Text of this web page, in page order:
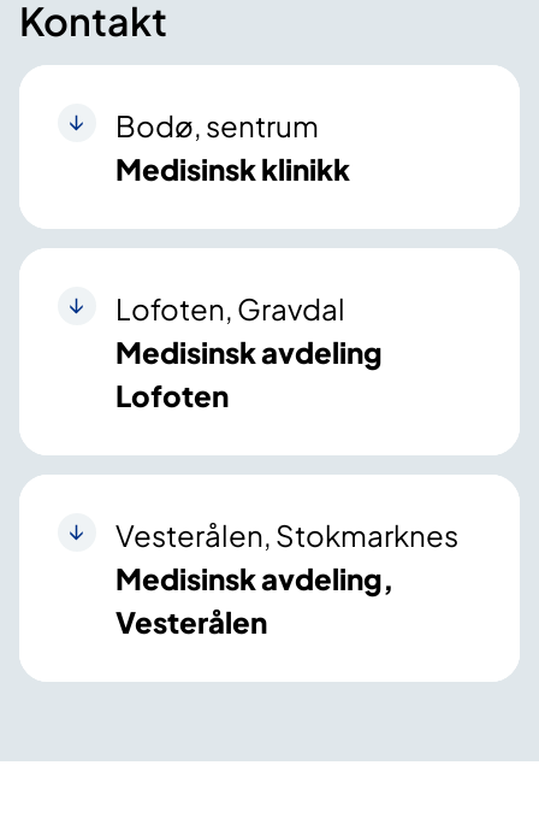
Kontakt
Bodø, sentrum
Medisinsk klinikk
Lofoten, Gravdal
Medisinsk avdeling
Lofoten
Vesterålen, Stokmarknes
Medisinsk avdeling,
Vesterålen